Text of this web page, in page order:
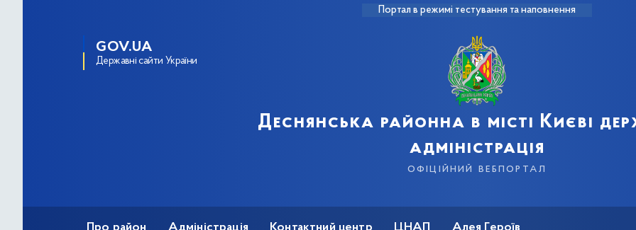
Портал в режимі тестування та наповнення
GOV.UA
Державні сайти України
Деснянська районна в місті Києві
адміністрація
офіційний вебпортал